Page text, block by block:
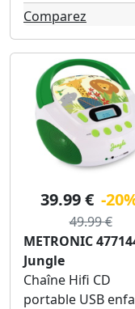
Comparez
39.99 € -
49.99 €
METRONIC
Jungle
Chaîne Hifi CD
portable USB